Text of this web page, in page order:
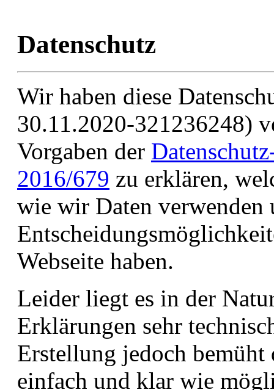
Datenschutz
Wir haben diese
30.11.2020-321236248)
Vorgaben der
2016/679 zu erklären,
wie wir Daten verwenden
Webseite haben.
Leider liegt es in der
Erklärungen sehr
Erstellung jedoch
einfach und klar wie